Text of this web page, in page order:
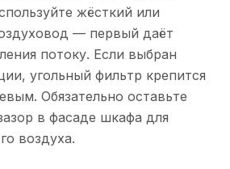
жёсткий или
— первый даёт
потоку. Если выбран
угольный фильтр крепится
Обязательно оставьте
в фасаде шкафа для
воздуха.